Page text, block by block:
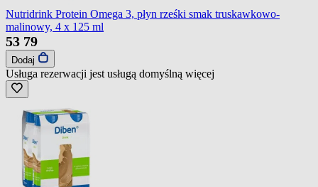
Nutridrink Protein Omega 3, płyn rześki smak truskawkowo-
malinowy, 4 x 125 ml
53 79
Dodaj
Usługa rezerwacji jest usługą domyślną więcej